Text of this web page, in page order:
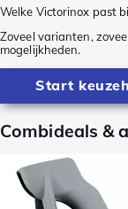
Welke Victorinox past
Zoveel varianten,
mogelijkheden.
Start
Combideals &